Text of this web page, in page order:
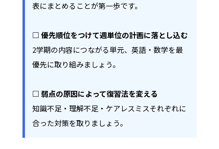
表にまとめることが第一歩です。
□ 優先順位をつけて週単位の計画に落とし込む
2学期の内容につながる単元、英語・数学を最
優先に取り組みましょう。
□ 弱点の原因によって復習法を変える
知識不足・理解不足・ケアレスミスそれぞれに
合った対策を取りましょう。